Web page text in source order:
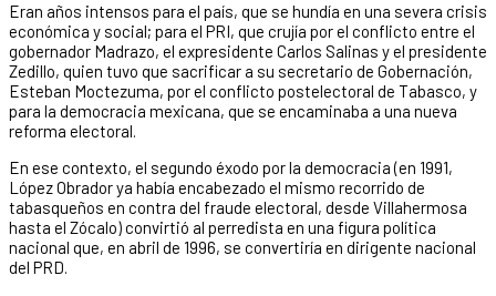
Eran años intensos para el país, que se hundía en una severa crisis
económica y social; para el PRI, que crujía por el conflicto entre el
gobernador Madrazo, el expresidente Carlos Salinas y el presidente
Zedillo, quien tuvo que sacrificar a su secretario de Gobernación,
Esteban Moctezuma, por el conflicto postelectoral de Tabasco, y
para la democracia mexicana, que se encaminaba a una nueva
reforma electoral.
En ese contexto, el segundo éxodo por la democracia (en 1991,
López Obrador ya había encabezado el mismo recorrido de
tabasqueños en contra del fraude electoral, desde Villahermosa
hasta el Zócalo) convirtió al perredista en una figura política
nacional que, en abril de 1996, se convertiría en dirigente nacional
del PRD.